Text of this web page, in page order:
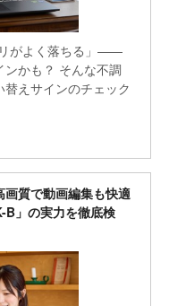
がよく落ちる」――
かも？ そんな不調
えサインのチェック
質で動画編集も快適
」の実力を徹底検